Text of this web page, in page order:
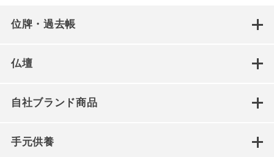
位牌・過去帳
仏壇
自社ブランド商品
手元供養